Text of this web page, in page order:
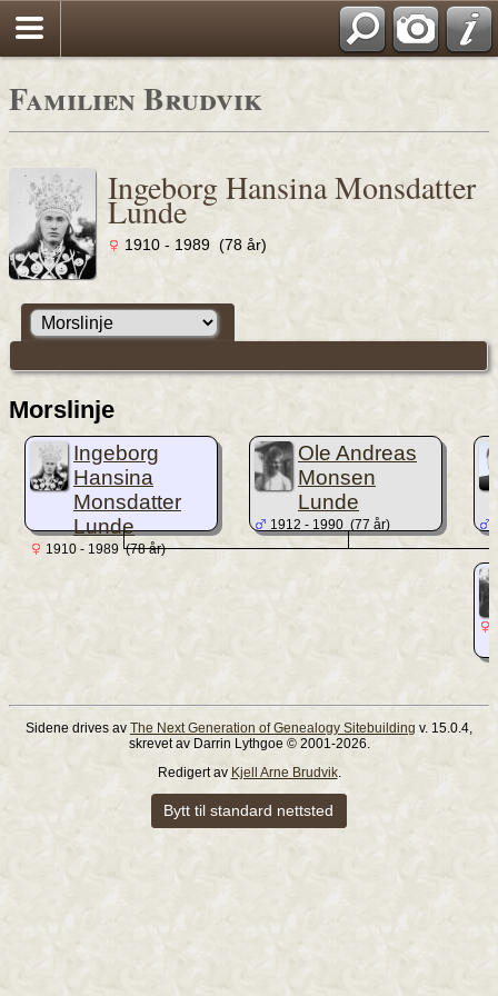
Familien Brudvik
Ingeborg Hansina Monsdatter
Lunde
1910 - 1989 (78 år)
Morslinje
Ingeborg
Hansina
Monsdatter
Lunde
1910 - 1989 (78 år)
Ole Andreas
Monsen
Lunde
1912 - 1990 (77 år)
Sidene drives av The Next Generation of Genealogy Sitebuilding v. 15.0.4,
skrevet av Darrin Lythgoe © 2001-2026.
Redigert av Kjell Arne Brudvik.
Bytt til standard nettsted